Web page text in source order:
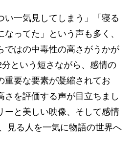
い一気見してしまう」「寝る
ってた」という声も多く、
ではの中毒性の高さがうかが
という短さながら、感情の
重要な要素が凝縮されてお
さを評価する声が目立ちまし
ーと美しい映像、そして感情
見る人を一気に物語の世界へ